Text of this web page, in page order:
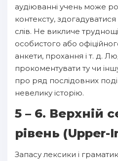
аудіюванні учень може
контексту,
слів. Не викличе
особистого або
анкети, прохання і т. д.
прокоментувати ту чи
про ряд послідовних
невелику історію.
5 – 6. Верхній
рівень
Запасу лексики і